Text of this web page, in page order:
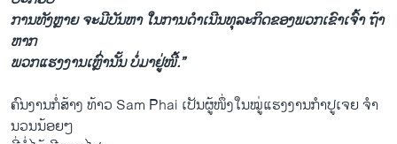
​ການທັງຫຼາຍ ຈະມີບັນຫາ ໃນການດຳເນີນທຸລະກິດຂອງພວກເຂົາເຈົ້າ ຖ້າ
ຫາກ
ພວກແຮງງານເຫຼົ່ານັ້ນ ບໍ່ມາ​ຢູ່​ໜີ້.”
ຄົນງານກໍ່ສ້າງ ທ້າວ Sam Phai ​ເປັນ​ຜູ້ໜຶ່ງໃນໝູ່​ແຮງ​ງານກຳປູເຈຍ ຈຳ
ນວນນ້ອຍໆ